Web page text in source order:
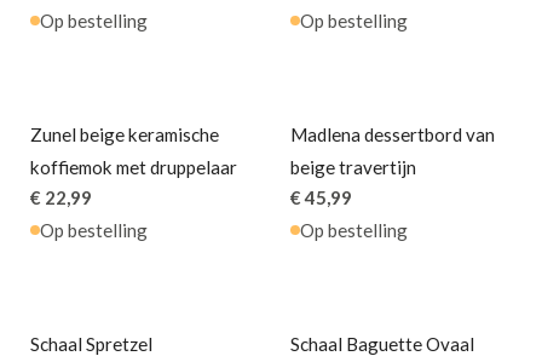
Op bestelling
Op bestelling
Zunel beige keramische
koffiemok met druppelaar
€ 22,99
Op bestelling
Madlena dessertbord van
beige travertijn
€ 45,99
Op bestelling
Schaal Spretzel
Schaal Baguette Ovaal